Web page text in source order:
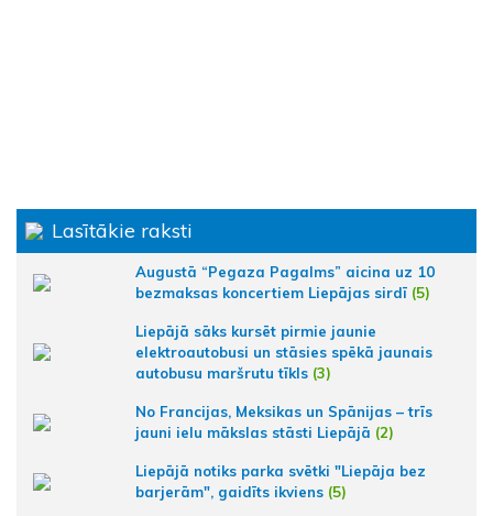
Lasītākie raksti
Augustā “Pegaza Pagalms” aicina uz 10
bezmaksas koncertiem Liepājas sirdī (5)
Liepājā sāks kursēt pirmie jaunie
elektroautobusi un stāsies spēkā jaunais
autobusu maršrutu tīkls (3)
No Francijas, Meksikas un Spānijas – trīs
jauni ielu mākslas stāsti Liepājā (2)
Liepājā notiks parka svētki "Liepāja bez
barjerām", gaidīts ikviens (5)